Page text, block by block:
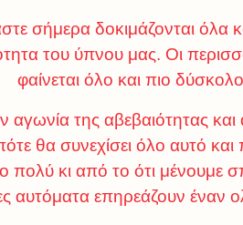
σήμερα δοκιμάζονται όλα
του ύπνου μας. Οι
φαίνεται όλο και πιο
αγωνία της αβεβαιότητας
θα συνεχίσει όλο αυτό
πολύ κι από το ότι μένουμε
αυτόματα επηρεάζουν έναν